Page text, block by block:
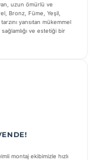
uzun ömürlü ve
Bronz, Füme, Yeşil,
yansıtan mükemmel
ve estetiği bir
montaj ekibimizle hızlı